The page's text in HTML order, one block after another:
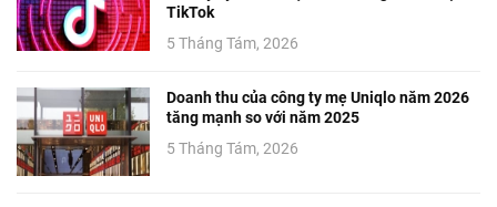
TikTok
5 Tháng Tám, 2026
Doanh thu của công ty mẹ Uniqlo năm 2026
tăng mạnh so với năm 2025
5 Tháng Tám, 2026